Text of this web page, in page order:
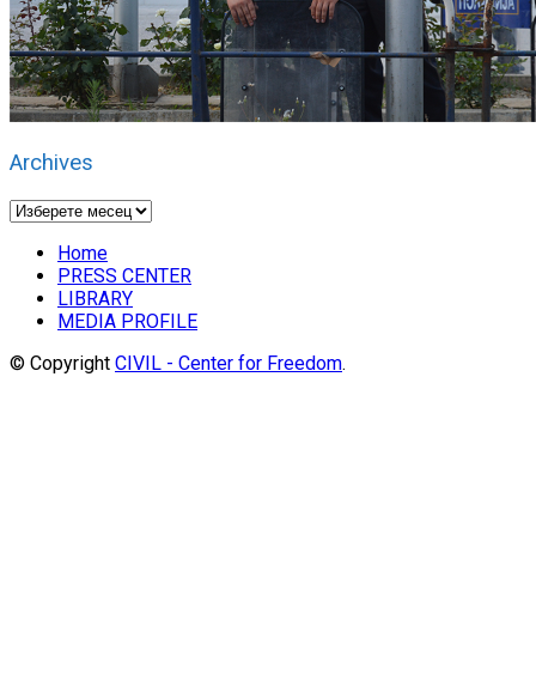
Archives
Archives
Home
PRESS CENTER
LIBRARY
MEDIA PROFILE
© Copyright CIVIL - Center for Freedom.